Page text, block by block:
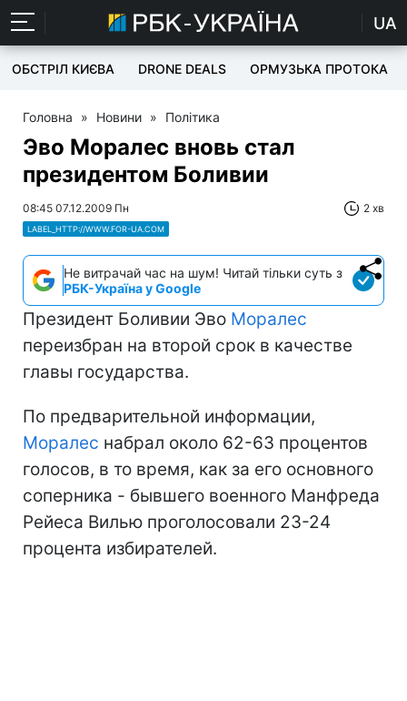
UA
ОБСТРІЛ КИЄВА DRONE DEALS ОРМУЗЬКА ПРОТОКА
Головна » Новини » Політика
Эво Моралес вновь стал
президентом Боливии
08:45 07.12.2009 Пн 2 хв
LABEL_HTTP://WWW.FOR-UA.COM
Не витрачай час на шум! Читай тільки суть з
РБК-Україна у Google
Президент Боливии Эво Моралес
переизбран на второй срок в качестве
главы государства.
По предварительной информации,
Моралес набрал около 62-63 процентов
голосов, в то время, как за его основного
соперника - бывшего военного Манфреда
Рейеса Вилью проголосовали 23-24
процента избирателей.